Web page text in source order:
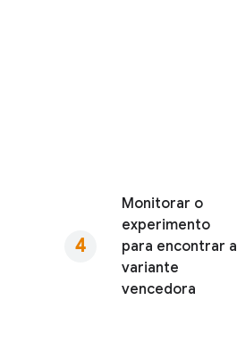
Monitorar o
experimento
para encontrar a
variante
vencedora